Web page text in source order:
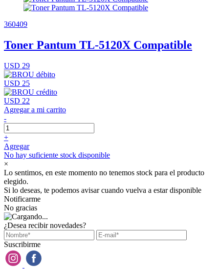
360409
Toner Pantum TL-5120X Compatible
USD 29
USD 25
USD 22
Agregar a mi carrito
-
+
Agregar
No hay suficiente stock disponible
×
Lo sentimos, en este momento no tenemos stock para el producto
elegido.
Si lo deseas, te podemos avisar cuando vuelva a estar disponible
Notificarme
No gracias
¿Desea recibir novedades?
Suscribirme